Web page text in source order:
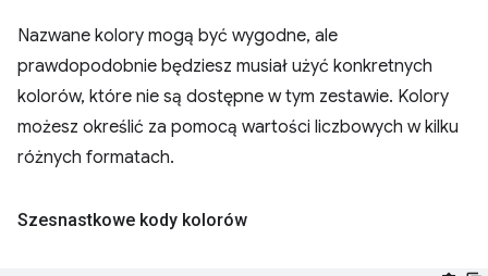
Nazwane kolory mogą być wygodne, ale
prawdopodobnie będziesz musiał użyć konkretnych
kolorów, które nie są dostępne w tym zestawie. Kolory
możesz określić za pomocą wartości liczbowych w kilku
różnych formatach.
Szesnastkowe kody kolorów